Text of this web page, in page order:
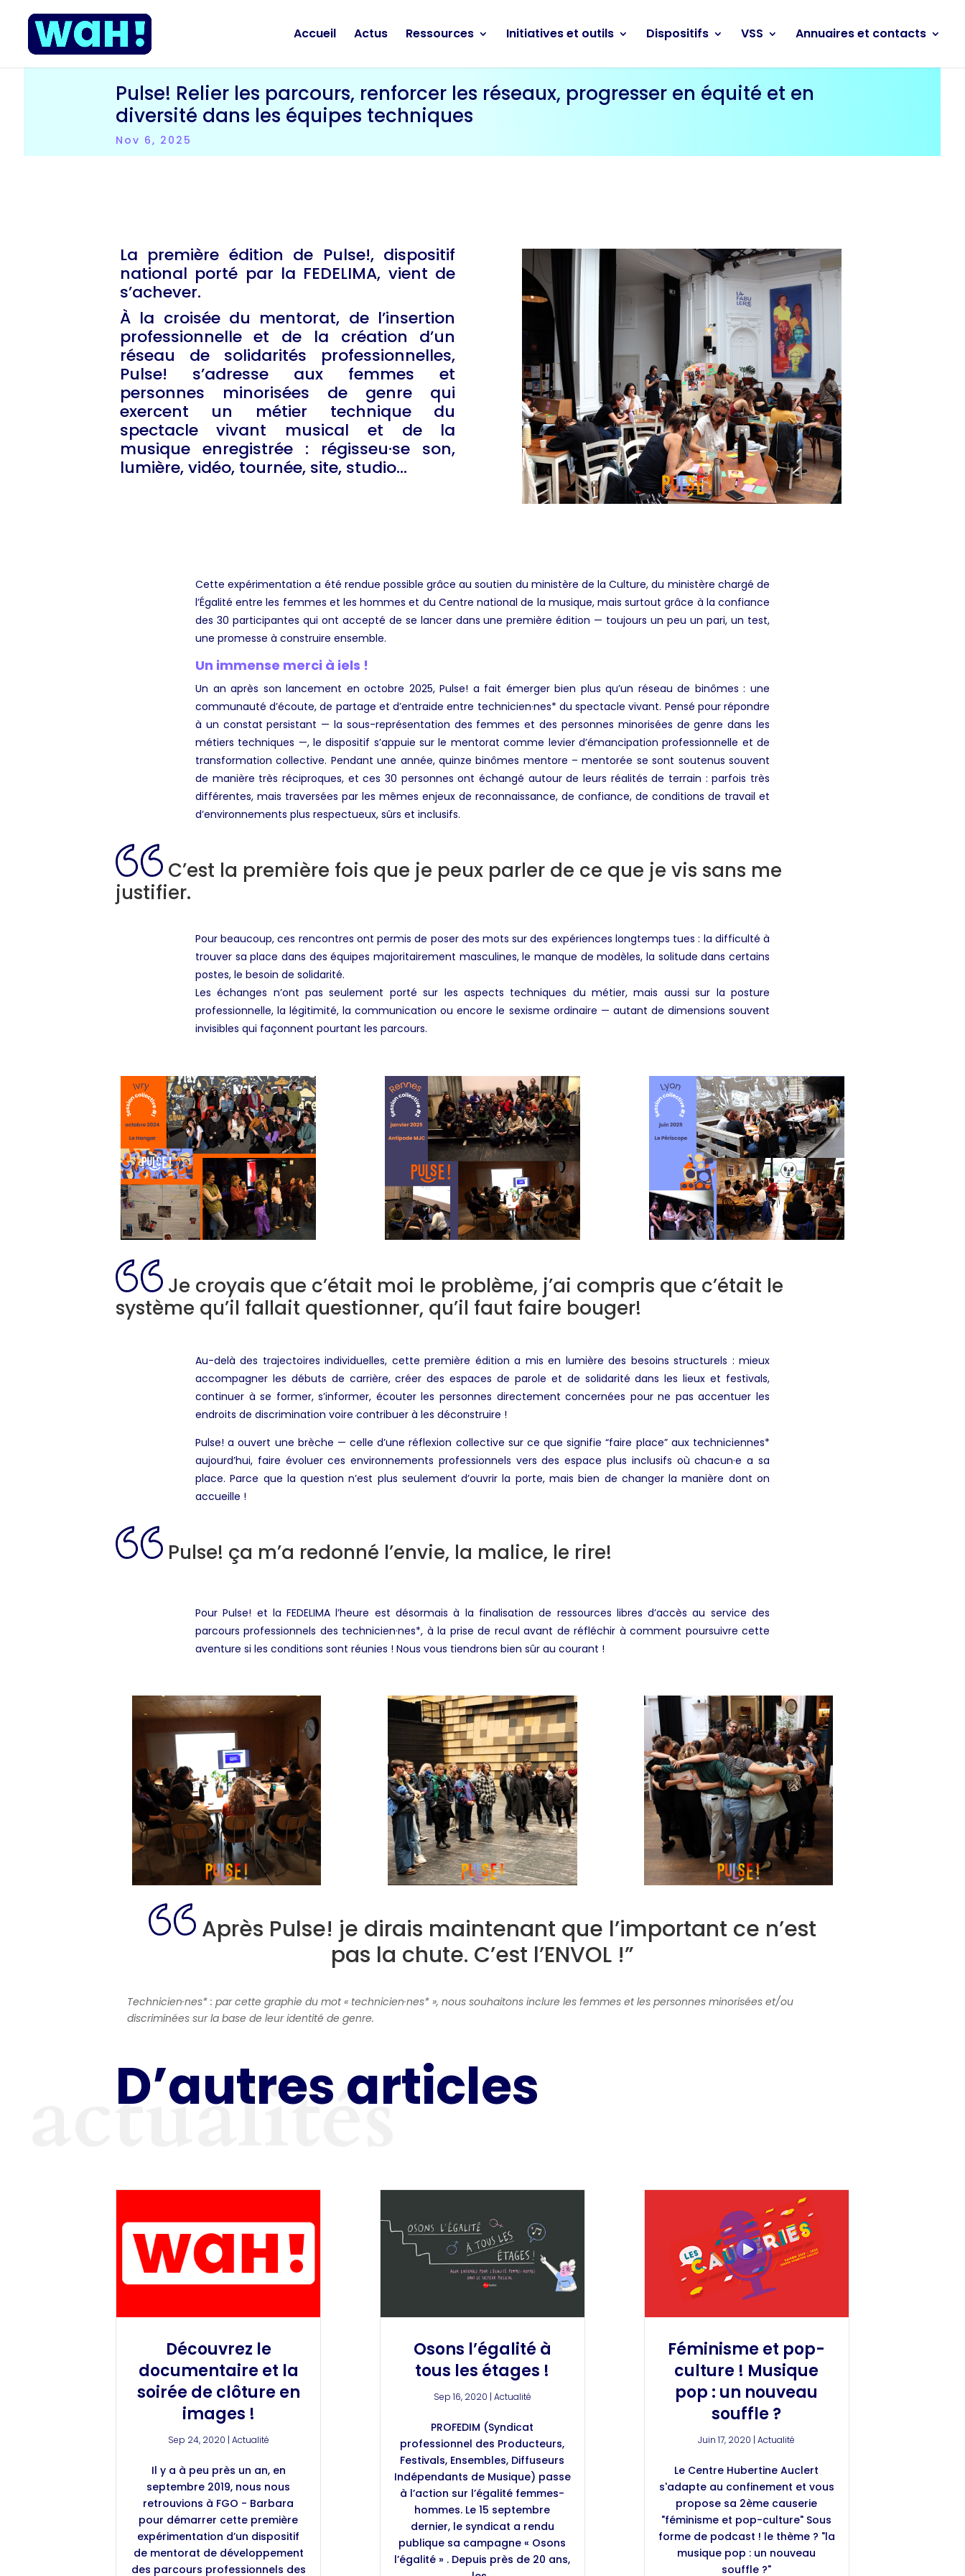
Accueil Actus Ressources Initiatives et outils Dispositifs VSS Annuaires et contacts
Pulse! Relier les parcours, renforcer les réseaux, progresser en équité et en
diversité dans les équipes techniques
Nov 6, 2025
La première édition de Pulse!, dispositif
national porté par la FEDELIMA, vient de
s’achever.
À la croisée du mentorat, de l’insertion
professionnelle et de la création d’un
réseau de solidarités professionnelles,
Pulse! s’adresse aux femmes et
personnes minorisées de genre qui
exercent un métier technique du
spectacle vivant musical et de la
musique enregistrée : régisseu·se son,
lumière, vidéo, tournée, site, studio…
Cette expérimentation a été rendue possible grâce au soutien du ministère de la Culture, du ministère chargé de
l’Égalité entre les femmes et les hommes et du Centre national de la musique, mais surtout grâce à la confiance
des 30 participantes qui ont accepté de se lancer dans une première édition — toujours un peu un pari, un test,
une promesse à construire ensemble.
Un immense merci à iels !
Un an après son lancement en octobre 2025, Pulse! a fait émerger bien plus qu’un réseau de binômes : une
communauté d’écoute, de partage et d’entraide entre technicien·nes* du spectacle vivant. Pensé pour répondre
à un constat persistant — la sous-représentation des femmes et des personnes minorisées de genre dans les
métiers techniques —, le dispositif s’appuie sur le mentorat comme levier d’émancipation professionnelle et de
transformation collective. Pendant une année, quinze binômes mentore – mentorée se sont soutenus souvent
de manière très réciproques, et ces 30 personnes ont échangé autour de leurs réalités de terrain : parfois très
différentes, mais traversées par les mêmes enjeux de reconnaissance, de confiance, de conditions de travail et
d’environnements plus respectueux, sûrs et inclusifs.
C’est la première fois que je peux parler de ce que je vis sans me
justifier.
Pour beaucoup, ces rencontres ont permis de poser des mots sur des expériences longtemps tues : la difficulté à
trouver sa place dans des équipes majoritairement masculines, le manque de modèles, la solitude dans certains
postes, le besoin de solidarité.
Les échanges n’ont pas seulement porté sur les aspects techniques du métier, mais aussi sur la posture
professionnelle, la légitimité, la communication ou encore le sexisme ordinaire — autant de dimensions souvent
invisibles qui façonnent pourtant les parcours.
Je croyais que c’était moi le problème, j’ai compris que c’était le
système qu’il fallait questionner, qu’il faut faire bouger!
Au-delà des trajectoires individuelles, cette première édition a mis en lumière des besoins structurels : mieux
accompagner les débuts de carrière, créer des espaces de parole et de solidarité dans les lieux et festivals,
continuer à se former, s’informer, écouter les personnes directement concernées pour ne pas accentuer les
endroits de discrimination voire contribuer à les déconstruire !
Pulse! a ouvert une brèche — celle d’une réflexion collective sur ce que signifie “faire place” aux techniciennes*
aujourd’hui, faire évoluer ces environnements professionnels vers des espace plus inclusifs où chacun·e a sa
place. Parce que la question n’est plus seulement d’ouvrir la porte, mais bien de changer la manière dont on
accueille !
Pulse! ça m’a redonné l’envie, la malice, le rire!
Pour Pulse! et la FEDELIMA l’heure est désormais à la finalisation de ressources libres d’accès au service des
parcours professionnels des technicien·nes*, à la prise de recul avant de réfléchir à comment poursuivre cette
aventure si les conditions sont réunies ! Nous vous tiendrons bien sûr au courant !
Après Pulse! je dirais maintenant que l’important ce n’est
pas la chute. C’est l’ENVOL !”
Technicien·nes* : par cette graphie du mot « technicien·nes* », nous souhaitons inclure les femmes et les personnes minorisées et/ou
discriminées sur la base de leur identité de genre.
D’autres articles
actualités
Découvrez le
documentaire et la
soirée de clôture en
images !
Sep 24, 2020 Actualité
Il y a à peu près un an, en
septembre 2019, nous nous
retrouvions à FGO - Barbara
pour démarrer cette première
expérimentation d’un dispositif
de mentorat de développement
des parcours professionnels des
Osons l’égalité à
tous les étages !
Sep 16, 2020 Actualité
PROFEDIM (Syndicat
professionnel des Producteurs,
Festivals, Ensembles, Diffuseurs
Indépendants de Musique) passe
à l’action sur l’égalité femmes-
hommes. Le 15 septembre
dernier, le syndicat a rendu
publique sa campagne « Osons
l’égalité » . Depuis près de 20 ans,
Féminisme et pop-
culture ! Musique
pop : un nouveau
souffle ?
Juin 17, 2020 |Actualité
Le Centre Hubertine Auclert
s'adapte au confinement et vous
propose sa 2ème causerie
"féminisme et pop-culture" Sous
forme de podcast ! le thème ? "la
musique pop : un nouveau
souffle ?"